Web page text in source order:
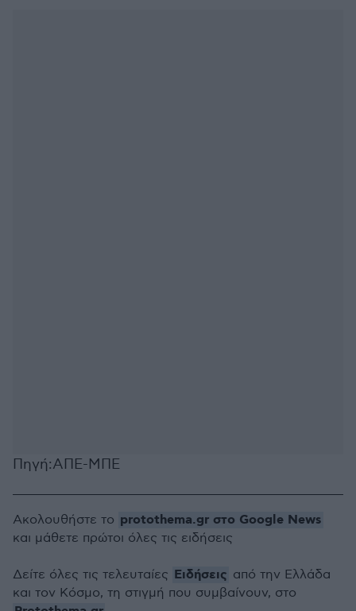
Πηγή:ΑΠΕ-ΜΠΕ
Ακολουθήστε το protothema.gr στο Google News
και μάθετε πρώτοι όλες τις ειδήσεις
Δείτε όλες τις τελευταίες Ειδήσεις από την Ελλάδα
και τον Κόσμο, τη στιγμή που συμβαίνουν, στο